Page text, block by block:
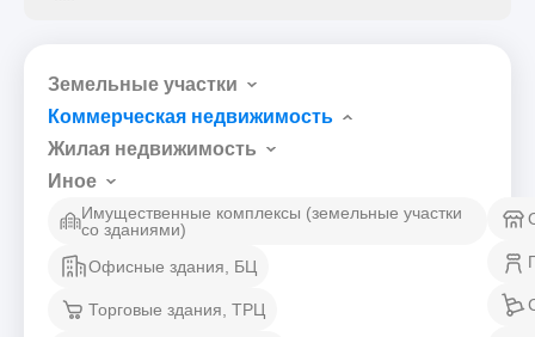
Земельные участки
Коммерческая недвижимость
Жилая недвижимость
Иное
Имущественные комплексы (земельные участки
со зданиями)
Офисные здания, БЦ
Торговые здания, ТРЦ